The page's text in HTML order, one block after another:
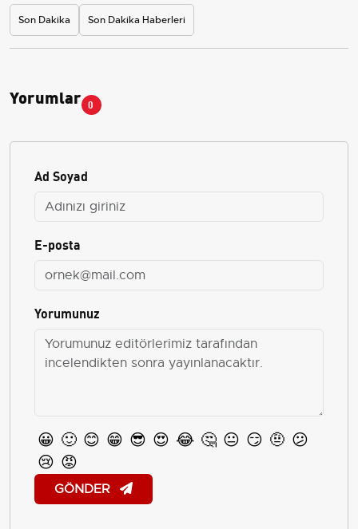
Son Dakika Son Dakika Haberleri
Yorumlar 0
Ad Soyad
E-posta
Yorumunuz
😀 🙂 😊 😁 😎 😍 😂 🤔 😐 😏 🤨 😕
😢 😡
GÖNDER